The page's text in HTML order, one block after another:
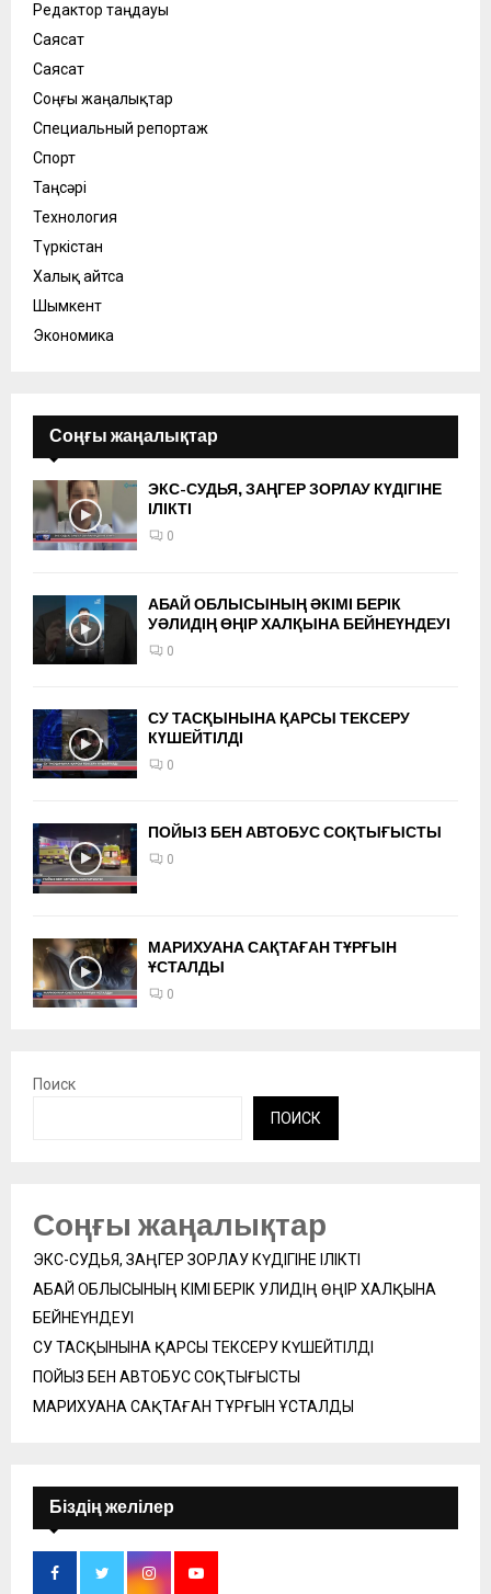
Редактор таңдауы
Саясат
Саясат
Соңғы жаңалықтар
Специальный репортаж
Спорт
Таңсәрі
Технология
Түркістан
Халық айтса
Шымкент
Экономика
Соңғы жаңалықтар
ЭКС-СУДЬЯ, ЗАҢГЕР ЗОРЛАУ КҮДІГІНЕ
ІЛІКТІ
0
АБАЙ ОБЛЫСЫНЫҢ ӘКІМІ БЕРІК
УӘЛИДІҢ ӨҢІР ХАЛҚЫНА БЕЙНЕҮНДЕУІ
0
СУ ТАСҚЫНЫНА ҚАРСЫ ТЕКСЕРУ
КҮШЕЙТІЛДІ
0
ПОЙЫЗ БЕН АВТОБУС СОҚТЫҒЫСТЫ
0
МАРИХУАНА САҚТАҒАН ТҰРҒЫН
ҰСТАЛДЫ
0
Поиск
ПОИСК
Соңғы жаңалықтар
ЭКС-СУДЬЯ, ЗАҢГЕР ЗОРЛАУ КҮДІГІНЕ ІЛІКТІ
АБАЙ ОБЛЫСЫНЫҢ ӘКІМІ БЕРІК УӘЛИДІҢ ӨҢІР ХАЛҚЫНА
БЕЙНЕҮНДЕУІ
СУ ТАСҚЫНЫНА ҚАРСЫ ТЕКСЕРУ КҮШЕЙТІЛДІ
ПОЙЫЗ БЕН АВТОБУС СОҚТЫҒЫСТЫ
МАРИХУАНА САҚТАҒАН ТҰРҒЫН ҰСТАЛДЫ
Біздің желілер